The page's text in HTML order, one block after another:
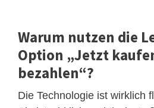
Warum nutzen die
Option „Jetzt
bezahlen“?
Die Technologie ist wirklich